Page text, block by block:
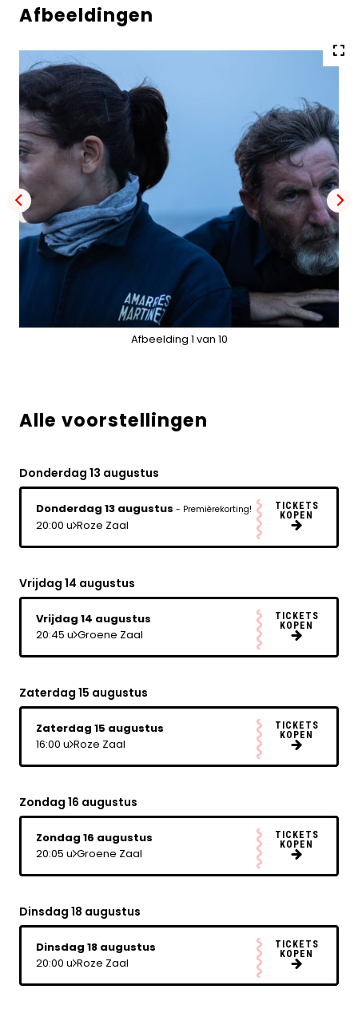
Afbeeldingen
Alle voorstellingen
Donderdag 13 augustus
Donderdag 13 augustus - Premièrekorting!
20:00 u Roze Zaal
TICKETS
KOPEN
Vrijdag 14 augustus
Vrijdag 14 augustus
20:45 u Groene Zaal
TICKETS
KOPEN
Zaterdag 15 augustus
Zaterdag 15 augustus
16:00 u Roze Zaal
TICKETS
KOPEN
Zondag 16 augustus
Zondag 16 augustus
20:05 u Groene Zaal
TICKETS
KOPEN
Dinsdag 18 augustus
Dinsdag 18 augustus
20:00 u Roze Zaal
TICKETS
KOPEN